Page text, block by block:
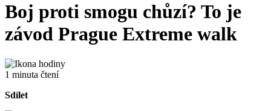
Boj proti smogu chůzí? To je
závod Prague Extreme walk
1 minuta čtení
Sdílet